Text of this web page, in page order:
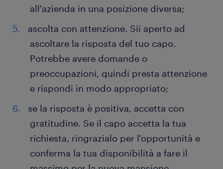
all'azienda in una posizione diversa;
ascolta con attenzione. Sii aperto ad
ascoltare la risposta del tuo capo.
Potrebbe avere domande o
preoccupazioni, quindi presta attenzione
e rispondi in modo appropriato;
se la risposta è positiva, accetta con
gratitudine. Se il capo accetta la tua
richiesta, ringrazialo per l'opportunità e
conferma la tua disponibilità a fare il